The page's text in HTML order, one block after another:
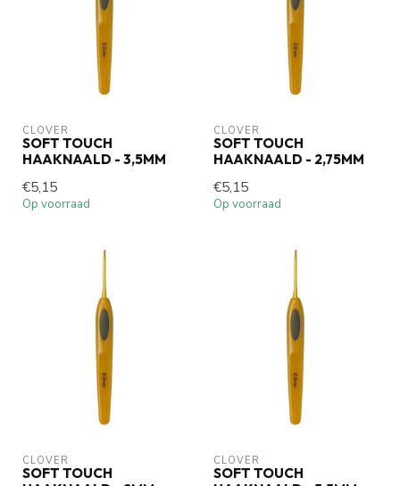
CLOVER
SOFT TOUCH
HAAKNAALD - 3,5MM
€5,15
Op voorraad
CLOVER
SOFT TOUCH
HAAKNAALD - 2,75MM
€5,15
Op voorraad
CLOVER
SOFT TOUCH
CLOVER
SOFT TOUCH